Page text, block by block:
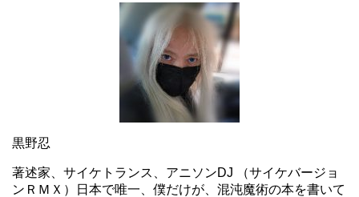
黒野忍
著述家、サイケトランス、アニソンDJ （サイケバージョ
ンＲＭＸ）日本で唯一、僕だけが、混沌魔術の本を書いて